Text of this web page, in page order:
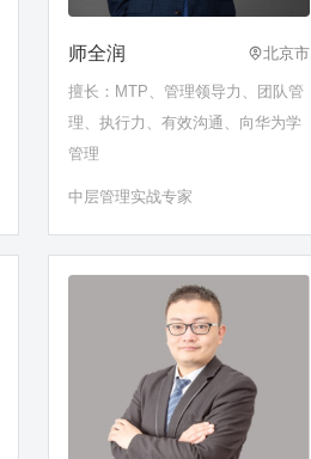
师全润 北京市
擅长：MTP、管理领导力、团队管
理、执行力、有效沟通、向华为学
管理
中层管理实战专家